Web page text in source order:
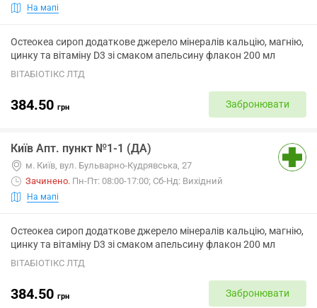
На мапі
Остеокеа сироп додаткове джерело мінералів кальцію, магнію,
цинку та вітаміну D3 зі смаком апельсину флакон 200 мл
ВІТАБІОТІКС ЛТД
384.50 грн Забронювати
Київ Апт. пункт №1-1 (ДА)
м. Київ, вул. Бульварно-Кудрявська, 27
Зачинено. Пн-Пт: 08:00-17:00; Сб-Нд: Вихідний
На мапі
Остеокеа сироп додаткове джерело мінералів кальцію, магнію,
цинку та вітаміну D3 зі смаком апельсину флакон 200 мл
ВІТАБІОТІКС ЛТД
384.50 грн Забронювати